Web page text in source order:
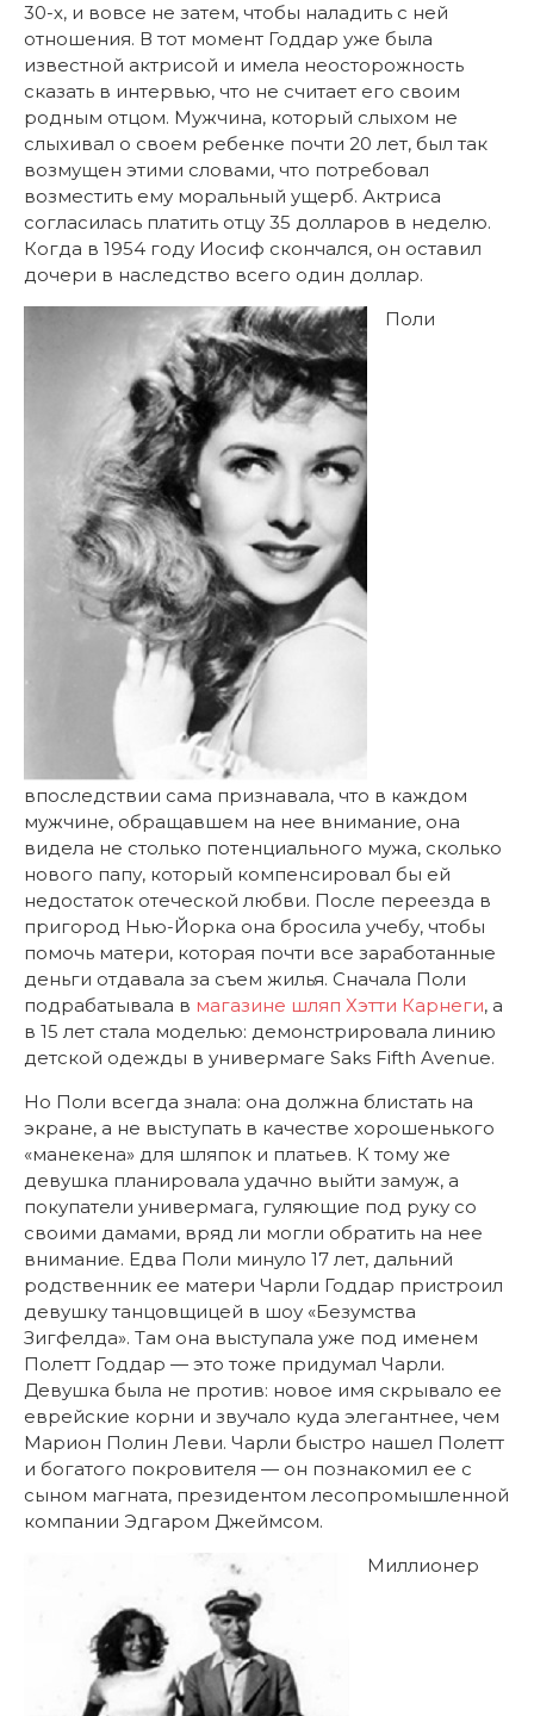
30-х, и вовсе не затем, чтобы наладить с ней
отношения. В тот момент Годдар уже была
известной актрисой и имела неосторожность
сказать в интервью, что не считает его своим
родным отцом. Мужчина, который слыхом не
слыхивал о своем ребенке почти 20 лет, был так
возмущен этими словами, что потребовал
возместить ему моральный ущерб. Актриса
согласилась платить отцу 35 долларов в неделю.
Когда в 1954 году Иосиф скончался, он оставил
дочери в наследство всего один доллар.
Поли
впоследствии сама признавала, что в каждом
мужчине, обращавшем на нее внимание, она
видела не столько потенциального мужа, сколько
нового папу, который компенсировал бы ей
недостаток отеческой любви. После переезда в
пригород Нью-Йорка она бросила учебу, чтобы
помочь матери, которая почти все заработанные
деньги отдавала за съем жилья. Сначала Поли
подрабатывала в магазине шляп Хэтти Карнеги, а
в 15 лет стала моделью: демонстрировала линию
детской одежды в универмаге Saks Fifth Avenue.
Но Поли всегда знала: она должна блистать на
экране, а не выступать в качестве хорошенького
«манекена» для шляпок и платьев. К тому же
девушка планировала удачно выйти замуж, а
покупатели универмага, гуляющие под руку со
своими дамами, вряд ли могли обратить на нее
внимание. Едва Поли минуло 17 лет, дальний
родственник ее матери Чарли Годдар пристроил
девушку танцовщицей в шоу «Безумства
Зигфелда». Там она выступала уже под именем
Полетт Годдар — это тоже придумал Чарли.
Девушка была не против: новое имя скрывало ее
еврейские корни и звучало куда элегантнее, чем
Марион Полин Леви. Чарли быстро нашел Полетт
и богатого покровителя — он познакомил ее с
сыном магната, президентом лесопромышленной
компании Эдгаром Джеймсом.
Миллионер